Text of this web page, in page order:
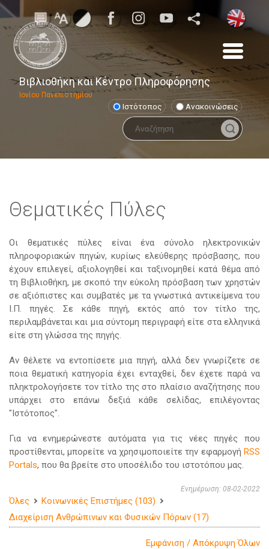
Βιβλιοθήκη και Κέντρο Πληροφόρησης
Ιονίου Πανεπιστημίου
Ιστότοπος Ανακοινώσεις
Θεματικές Πύλες
Οι θεματικές πύλες είναι ένα σύνολο ηλεκτρονικών
πληροφοριακών πηγών, κυρίως ελεύθερης πρόσβασης, που
έχουν επιλεγεί, αξιολογηθεί και ταξινομηθεί κατά θέμα από
τη Βιβλιοθήκη, με σκοπό την εύκολη πρόσβαση των χρηστών
σε αξιόπιστες και συμβατές με τα γνωστικά αντικείμενα του
Ι.Π. πηγές. Σε κάθε πηγή, εκτός από τον τίτλο της,
περιλαμβάνεται και μια σύντομη περιγραφή είτε στα ελληνικά
είτε στη γλώσσα της πηγής.
Αν θέλετε να εντοπίσετε μια πηγή, αλλά δεν γνωρίζετε σε
ποια θεματική κατηγορία έχει ενταχθεί, δεν έχετε παρά να
πληκτρολογήσετε τον τίτλο της στο πλαίσιο αναζήτησης που
υπάρχει στο επάνω δεξιά κάθε σελίδας, επιλέγοντας
"Ιστότοπος".
Για να ενημερώνεστε αυτόματα για τις νέες πηγές που
προστίθενται, μπορείτε να χρησιμοποιείτε την εφαρμογή RSS
Portals, που θα βρείτε στο υποσέλιδο του ιστοτόπου μας.
Ενημέρωση: 08-02-2022
Όλες
Κοινωνικές Επιστήμες (103)
Διαχείριση Ανθρώπινων και Φυσικών Πόρων (17)
Εμφάνιση / Απόκρυψη Όλων